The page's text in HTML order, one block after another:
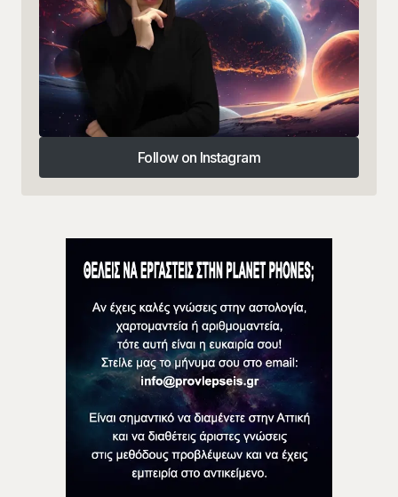
Follow on Instagram
Follow on Instagram